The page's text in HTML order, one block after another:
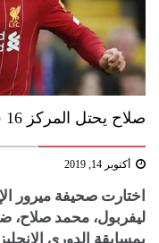
صلاح يحتل المركز 16 في قائمة أفضل 50 لاعباً
أكتوبر 14, 2019
اختارت صحيفة ميرور
بمسابقة الدوري